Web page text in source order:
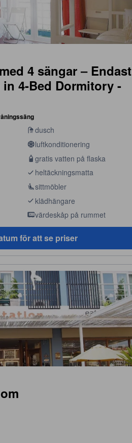
4 sängar ‒ Endast
4-Bed Dormitory -
dusch
luftkonditionering
gratis vatten på flaska
heltäckningsmatta
sittmöbler
klädhängare
värdeskåp på rummet
för att se priser